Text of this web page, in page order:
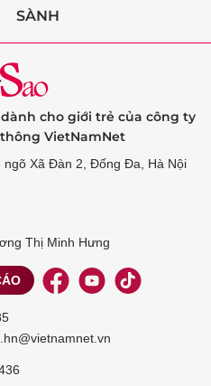
SÀNH
cho giới trẻ của công ty
VietNamNet
ngõ Xã Đàn 2, Đống Đa, Hà Nội
Thị Minh Hưng